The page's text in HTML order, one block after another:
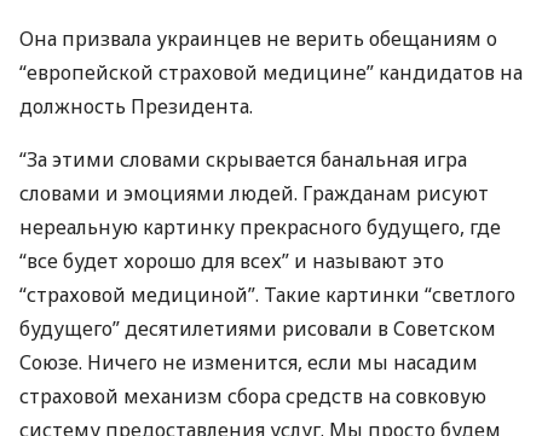
Она призвала украинцев не верить обещаниям о
“европейской страховой медицине” кандидатов на
должность Президента.
“За этими словами скрывается банальная игра
словами и эмоциями людей. Гражданам рисуют
нереальную картинку прекрасного будущего, где
“все будет хорошо для всех” и называют это
“страховой медициной”. Такие картинки “светлого
будущего” десятилетиями рисовали в Советском
Союзе. Ничего не изменится, если мы насадим
страховой механизм сбора средств на совковую
систему предоставления услуг. Мы просто будем